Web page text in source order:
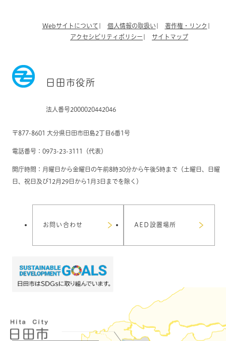
Webサイトについて 個人情報の取扱い
著作権・リンク
アクセシビリティポリシー
サイトマップ
日田市役所
法人番号2000020442046
〒877-8601 大分県日田市田島2丁目6番1号
電話番号：0973-23-3111（代表）
開庁時間：月曜日から金曜日の午前8時30分から午後5時まで（土曜日、日曜
日、祝日及び12月29日から1月3日までを除く）
お問い合わせ AED設置場所